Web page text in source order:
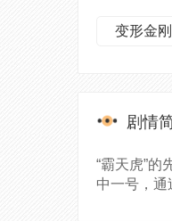
变形金
剧情
“霸天虎”
中一号，通